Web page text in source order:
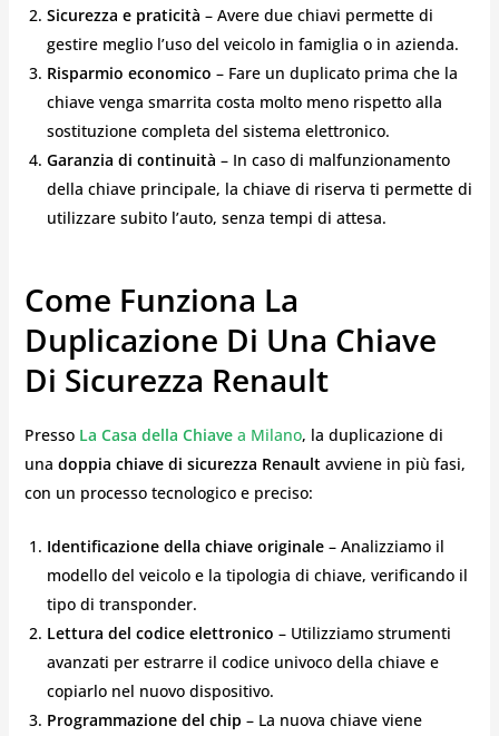
Sicurezza e praticità – Avere due chiavi permette di
gestire meglio l’uso del veicolo in famiglia o in azienda.
Risparmio economico – Fare un duplicato prima che la
chiave venga smarrita costa molto meno rispetto alla
sostituzione completa del sistema elettronico.
Garanzia di continuità – In caso di malfunzionamento
della chiave principale, la chiave di riserva ti permette di
utilizzare subito l’auto, senza tempi di attesa.
Come Funziona La
Duplicazione Di Una Chiave
Di Sicurezza Renault
Presso La Casa della Chiavea Milano, la duplicazione di
una doppia chiave di sicurezza Renaultavviene in più fasi,
con un processo tecnologico e preciso:
Identificazione della chiave originale– Analizziamo il
modello del veicolo e la tipologia di chiave, verificando il
tipo di transponder.
Lettura del codice elettronico – Utilizziamo strumenti
avanzati per estrarre il codice univoco della chiave e
copiarlo nel nuovo dispositivo.
Programmazione del chip – La nuova chiave viene